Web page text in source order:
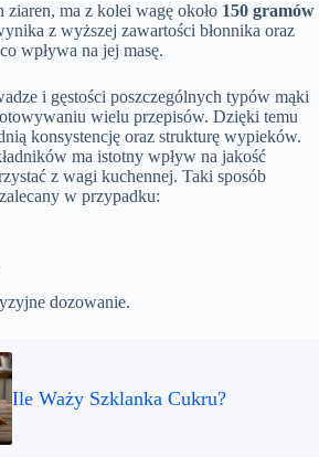
ziaren, ma z kolei wagę około 150 gramów
z wyższej zawartości błonnika oraz
wpływa na jej masę.
i gęstości poszczególnych typów mąki
wielu przepisów. Dzięki temu
konsystencję oraz strukturę wypieków.
ma istotny wpływ na jakość
z wagi kuchennej. Taki sposób
w przypadku:
dozowanie.
Ile Waży Szklanka Cukru?